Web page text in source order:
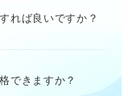
れば良いですか？
できますか？